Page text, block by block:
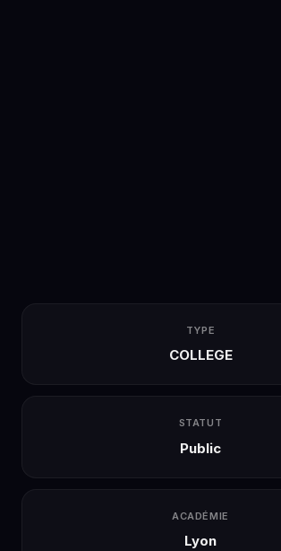
TYPE
COLLEGE
STATUT
Public
ACADÉMIE
Lyon